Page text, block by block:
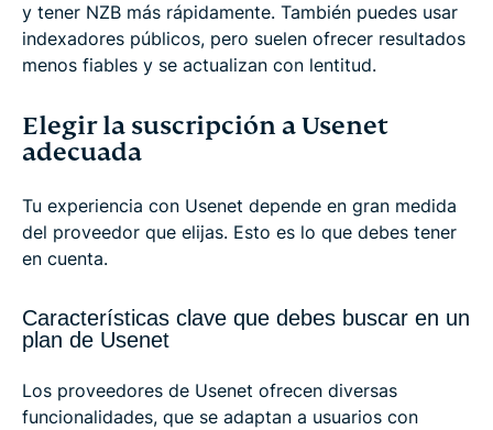
y tener NZB más rápidamente. También puedes usar
indexadores públicos, pero suelen ofrecer resultados
menos fiables y se actualizan con lentitud.
Elegir la suscripción a Usenet
adecuada
Tu experiencia con Usenet depende en gran medida
del proveedor que elijas. Esto es lo que debes tener
en cuenta.
Características clave que debes buscar en un
plan de Usenet
Los proveedores de Usenet ofrecen diversas
funcionalidades, que se adaptan a usuarios con